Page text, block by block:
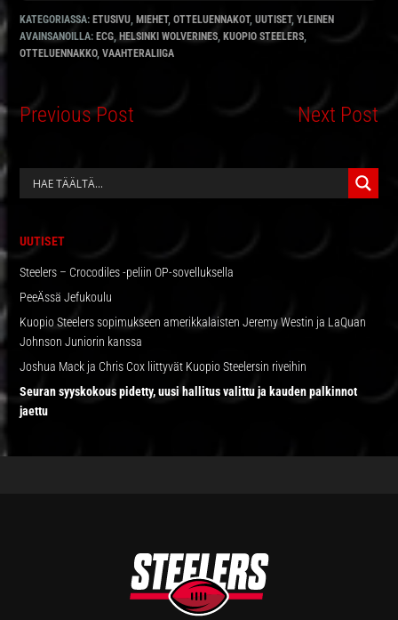
KATEGORIASSA: ETUSIVU, MIEHET,OTTELUENNAKOT,UUTISET,YLEINEN
AVAINSANOILLA: ECG, HELSINKI WOLVERINES, KUOPIO STEELERS,
OTTELUENNAKKO,VAAHTERALIIGA
Previous Post Next Post
ENSISIJAINEN
UUTISET
Steelers – Crocodiles -peliin OP-sovelluksella
PeeÄssä Jefukoulu
Kuopio Steelers sopimukseen amerikkalaisten Jeremy Westin ja LaQuan
Johnson Juniorin kanssa
Joshua Mack ja Chris Cox liittyvät Kuopio Steelersin riveihin
Seuran syyskokous pidetty, uusi hallitus valittu ja kauden palkinnot
jaettu